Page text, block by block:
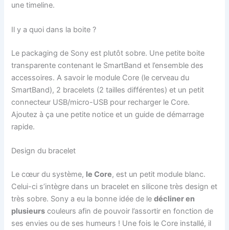
une timeline.
Il y a quoi dans la boite ?
Le packaging de Sony est plutôt sobre. Une petite boite
transparente contenant le SmartBand et l’ensemble des
accessoires. A savoir le module Core (le cerveau du
SmartBand), 2 bracelets (2 tailles différentes) et un petit
connecteur USB/micro-USB pour recharger le Core.
Ajoutez à ça une petite notice et un guide de démarrage
rapide.
Design du bracelet
Le cœur du système, le Core, est un petit module blanc.
Celui-ci s’intègre dans un bracelet en silicone très design et
très sobre. Sony a eu la bonne idée de ledécliner en
plusieurs couleurs afin de pouvoir l’assortir en fonction de
ses envies ou de ses humeurs ! Une fois le Core installé, il